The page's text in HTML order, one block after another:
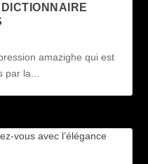
amazighe qui est
la...